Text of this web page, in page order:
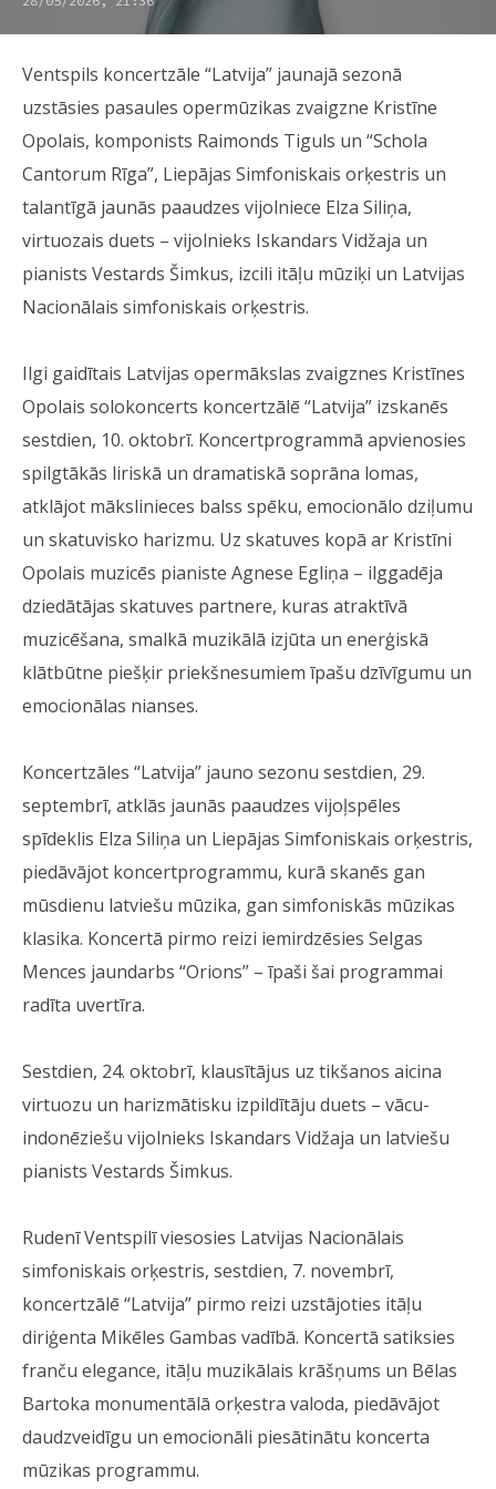
Ventspils koncertzāle “Latvija” jaunajā sezonā
uzstāsies pasaules opermūzikas zvaigzne Kristīne
Opolais, komponists Raimonds Tiguls un “Schola
Cantorum Rīga”, Liepājas Simfoniskais orķestris un
talantīgā jaunās paaudzes vijolniece Elza Siliņa,
virtuozais duets – vijolnieks Iskandars Vidžaja un
pianists Vestards Šimkus, izcili itāļu mūziķi un Latvijas
Nacionālais simfoniskais orķestris.
Ilgi gaidītais Latvijas opermākslas zvaigznes Kristīnes
Opolais solokoncerts koncertzālē “Latvija” izskanēs
sestdien, 10. oktobrī. Koncertprogrammā apvienosies
spilgtākās liriskā un dramatiskā soprāna lomas,
atklājot mākslinieces balss spēku, emocionālo dziļumu
un skatuvisko harizmu. Uz skatuves kopā ar Kristīni
Opolais muzicēs pianiste Agnese Egliņa – ilggadēja
dziedātājas skatuves partnere, kuras atraktīvā
muzicēšana, smalkā muzikālā izjūta un enerģiskā
klātbūtne piešķir priekšnesumiem īpašu dzīvīgumu un
emocionālas nianses.
Koncertzāles “Latvija” jauno sezonu sestdien, 29.
septembrī, atklās jaunās paaudzes vijoļspēles
spīdeklis Elza Siliņa un Liepājas Simfoniskais orķestris,
piedāvājot koncertprogrammu, kurā skanēs gan
mūsdienu latviešu mūzika, gan simfoniskās mūzikas
klasika. Koncertā pirmo reizi iemirdzēsies Selgas
Mences jaundarbs “Orions” – īpaši šai programmai
radīta uvertīra.
Sestdien, 24. oktobrī, klausītājus uz tikšanos aicina
virtuozu un harizmātisku izpildītāju duets – vācu-
indonēziešu vijolnieks Iskandars Vidžaja un latviešu
pianists Vestards Šimkus.
Rudenī Ventspilī viesosies Latvijas Nacionālais
simfoniskais orķestris, sestdien, 7. novembrī,
koncertzālē “Latvija” pirmo reizi uzstājoties itāļu
diriģenta Mikēles Gambas vadībā. Koncertā satiksies
franču elegance, itāļu muzikālais krāšņums un Bēlas
Bartoka monumentālā orķestra valoda, piedāvājot
daudzveidīgu un emocionāli piesātinātu koncerta
mūzikas programmu.